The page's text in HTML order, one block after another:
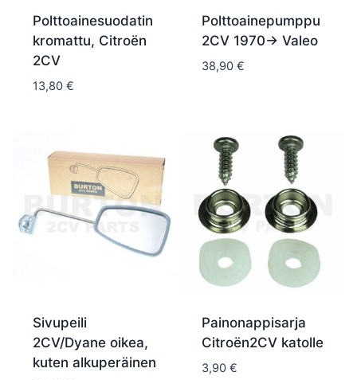
Polttoainesuodatin
kromattu, Citroën
2CV
13,80 €
Polttoainepumppu
2CV 1970-> Valeo
38,90 €
Sivupeili
2CV/Dyane oikea,
kuten alkuperäinen
Painonappisarja
Citroën2CV katolle
3,90 €